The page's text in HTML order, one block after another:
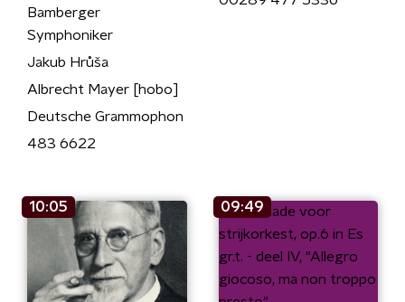
Bamberger
Symphoniker
Jakub Hrůša
Albrecht Mayer [hobo]
Deutsche Grammophon
483 6622
10:05 09:49